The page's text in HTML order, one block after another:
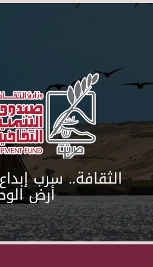
الثقافة.. سرب
أرض
Before 01
01